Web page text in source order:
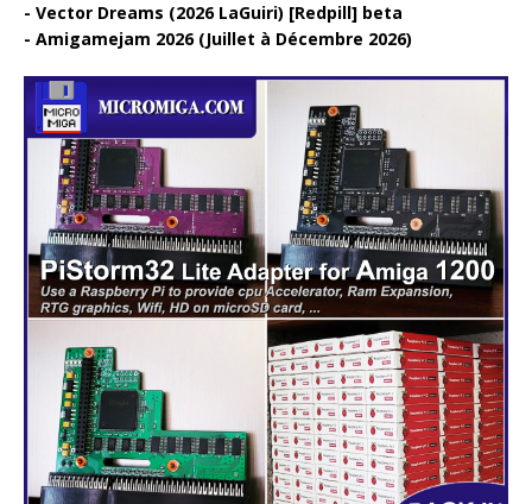
Vector Dreams (2026 LaGuiri) [Redpill] beta
Amigamejam 2026 (Juillet à Décembre 2026)